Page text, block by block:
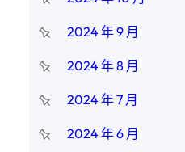
2024 年 9 月
2024 年 8 月
2024 年 7 月
2024 年 6 月